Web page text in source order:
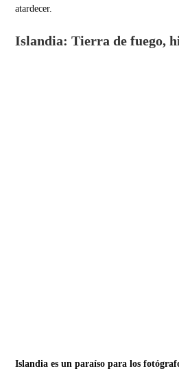
atardecer.
Islandia: Tierra de fuego,
Islandia es un paraíso para los